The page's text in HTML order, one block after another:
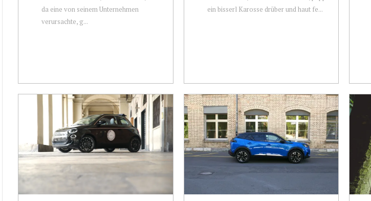
da eine von seinem Unternehmen
verursachte, g...
ein bisserl Karosse drüber und haut fe...